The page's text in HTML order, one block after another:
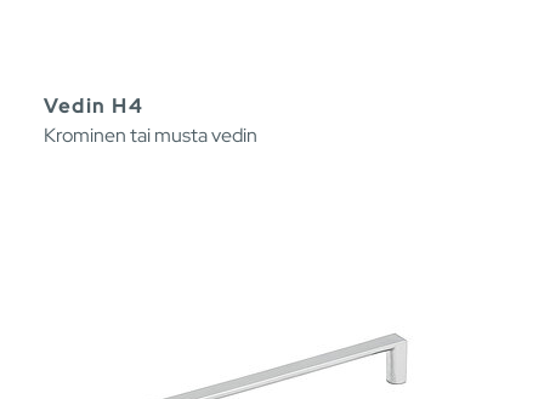
Vedin H4
Krominen tai musta vedin